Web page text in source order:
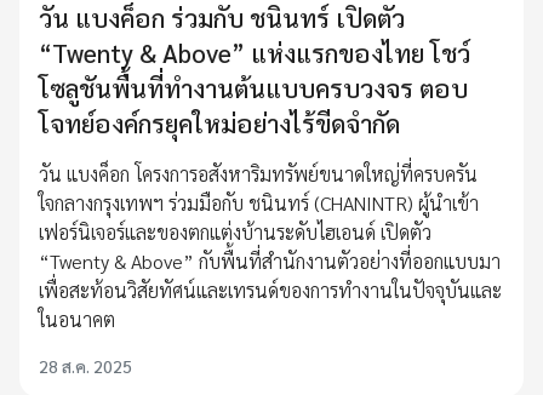
วัน แบงค็อก ร่วมกับ ชนินทร์ เปิดตัว
“Twenty & Above” แห่งแรกของไทย โชว์
โซลูชันพื้นที่ทำงานต้นแบบครบวงจร ตอบ
โจทย์องค์กรยุคใหม่อย่างไร้ขีดจำกัด
วัน แบงค็อก โครงการอสังหาริมทรัพย์ขนาดใหญ่ที่ครบครัน
ใจกลางกรุงเทพฯ ร่วมมือกับ ชนินทร์ (CHANINTR) ผู้นำเข้า
เฟอร์นิเจอร์และของตกแต่งบ้านระดับไฮเอนด์ เปิดตัว
“Twenty & Above” กับพื้นที่สำนักงานตัวอย่างที่ออกแบบมา
เพื่อสะท้อนวิสัยทัศน์และเทรนด์ของการทำงานในปัจจุบันและ
ในอนาคต
28 ส.ค. 2025